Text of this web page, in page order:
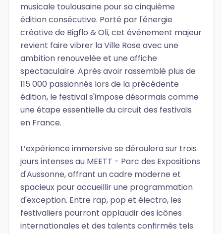
musicale toulousaine pour sa cinquième
édition consécutive. Porté par l'énergie
créative de Bigflo & Oli, cet événement majeur
revient faire vibrer la Ville Rose avec une
ambition renouvelée et une affiche
spectaculaire. Après avoir rassemblé plus de
115 000 passionnés lors de la précédente
édition, le festival s'impose désormais comme
une étape essentielle du circuit des festivals
en France.
L’expérience immersive se déroulera sur trois
jours intenses au MEETT - Parc des Expositions
d'Aussonne, offrant un cadre moderne et
spacieux pour accueillir une programmation
d'exception. Entre rap, pop et électro, les
festivaliers pourront applaudir des icônes
internationales et des talents confirmés tels